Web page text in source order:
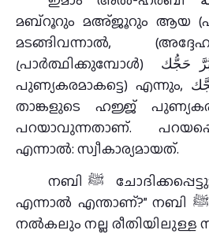
മബ്റൂറും മഅ്ജൂറും ആയ
മടങ്ങിവന്നാൽ,
പ്രാർത്ഥിക്കുമ്പോൾ) بُرَّ حَجُّك (താങ്കളുടെ ഹജ്ജ്
പുണ്യകരമാകട്ടെ) എന്നും, بَرَّ اللهُ حجَّك (അല്ലാഹു
താങ്കളുടെ ഹജ്ജ്
പറയാവുന്നതാണ്.
എന്നാൽ: സ്വീകാര്യമായത്.
നബി ﷺ ചോദിക്കപ്പെട്ടു: “ഹജ്ജിലെ പുണ്യം
എന്നാൽ എന്താണ്?” നബി ﷺ പറഞ്ഞു: “ഭക്ഷണം
നൽകലും നല്ല രീതിയിലുള്ള